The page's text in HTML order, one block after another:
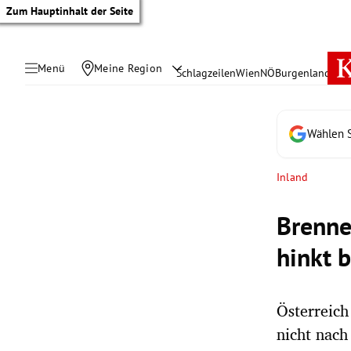
Zum Hauptinhalt der Seite
Menü Meine Region SchlagzeilenWienNÖBurgenland
Wählen
Inland
hinkt
nicht